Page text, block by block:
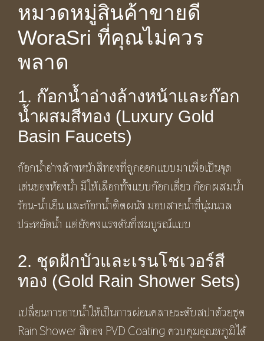
หมวดหมู่สินค้าขายดี
WoraSri ที่คุณไม่ควร
พลาด
1. ก๊อกน้ำอ่างล้างหน้าและก๊อก
น้ำผสมสีทอง (Luxury Gold
Basin Faucets)
ก๊อกน้ำอ่างล้างหน้าสีทองที่ถูกออกแบบมาเพื่อเป็นจุด
เด่นของห้องน้ำ มีให้เลือกทั้งแบบก๊อกเดี่ยว ก๊อกผสมน้ำ
ร้อน-น้ำเย็น และก๊อกน้ำติดผนัง มอบสายน้ำที่นุ่มนวล
ประหยัดน้ำ แต่ยังคงแรงดันที่สมบูรณ์แบบ
2. ชุดฝักบัวและเรนโชเวอร์สี
ทอง (Gold Rain Shower Sets)
เปลี่ยนการอาบน้ำให้เป็นการผ่อนคลายระดับสปาด้วยชุด
Rain Shower สีทอง PVD Coating ควบคุมอุณหภูมิได้